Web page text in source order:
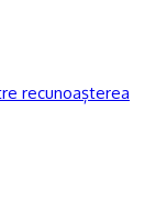
recunoașterea